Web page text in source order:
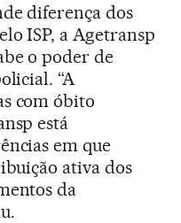
diferença dos
ISP, a Agetransp
o poder de
“A
com óbito
está
em que
ativa dos
da